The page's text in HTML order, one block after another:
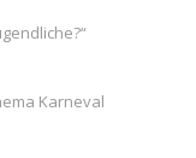
Karneval